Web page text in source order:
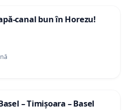
canal bun în Horezu!
– Timișoara – Basel